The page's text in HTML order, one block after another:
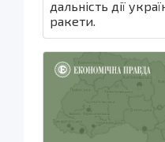
дальність дії
ракети.